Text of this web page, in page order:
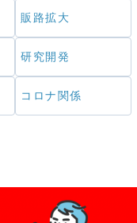
販路拡大
研究開発
コロナ関係